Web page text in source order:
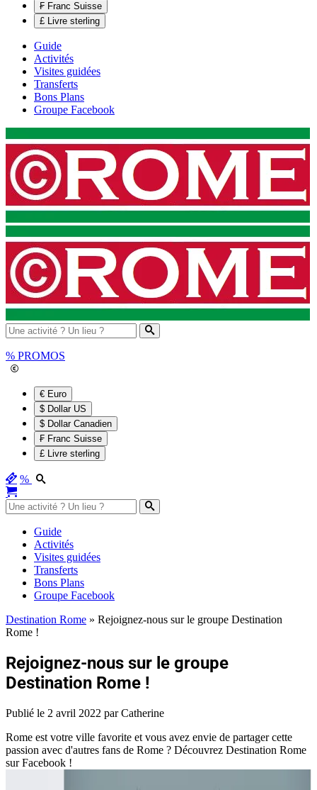
₣ Franc Suisse
£ Livre sterling
Guide
Activités
Visites guidées
Transferts
Bons Plans
Groupe Facebook
% PROMOS
€ Euro
$ Dollar US
$ Dollar Canadien
₣ Franc Suisse
£ Livre sterling
%
Guide
Activités
Visites guidées
Transferts
Bons Plans
Groupe Facebook
Destination Rome » Rejoignez-nous sur le groupe Destination
Rome !
Rejoignez-nous sur le groupe
Destination Rome !
Publié le 2 avril 2022 par Catherine
Rome est votre ville favorite et vous avez envie de partager cette
passion avec d'autres fans de Rome ? Découvrez Destination Rome
sur Facebook !